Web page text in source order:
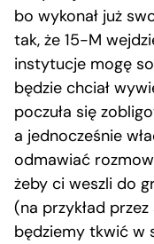
bo wykonał już
tak, że 15-M
instytucje mogę
będzie chciał
poczuła się
a jednocześnie
odmawiać
żeby ci weszli do
(na przykład
będziemy tkwić w